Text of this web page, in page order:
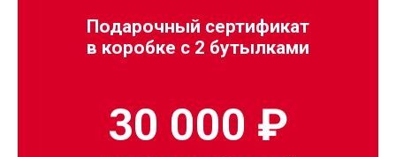
Подарочный сертификат
в коробке с 2 бутылками
30 000 ₽